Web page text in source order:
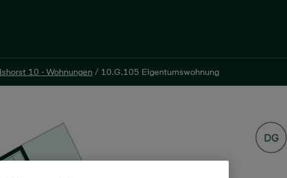
10 - Wohnungen / 10.G.105 Eigentumswohnung
10 - Wohnungen / 10.G.105 Eigentumswohnung